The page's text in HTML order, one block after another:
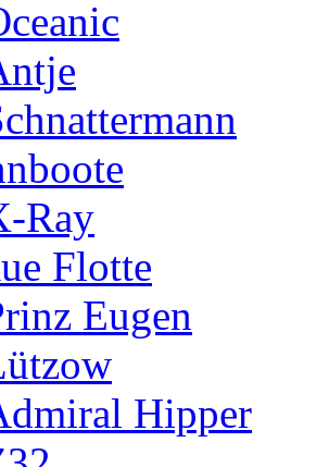
Ray
Flotte
Eugen
Hipper